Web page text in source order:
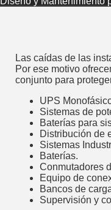
Las caídas de las
Por ese motivo
conjunto para
UPS
Sistemas de
Baterías para
Distribución de
Sistemas
Baterías.
Conmutadores
Equipo de
Bancos de
Supervisión y